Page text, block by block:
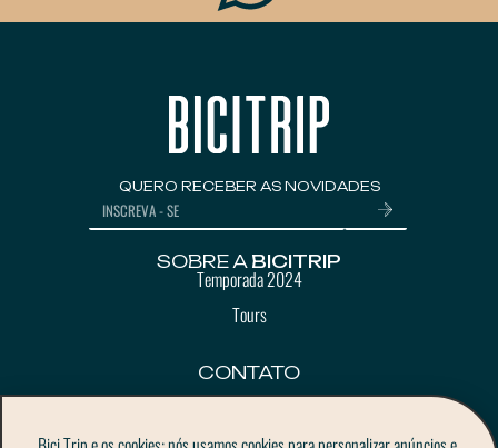
QUERO RECEBER AS NOVIDADES
SOBRE A BICITRIP
Temporada 2024
Tours
CONTATO